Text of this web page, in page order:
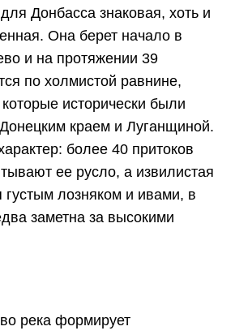
Донбасса знаковая, хоть и
Она берет начало в
и на протяжении 39
по холмистой равнине,
исторически были
краем и Луганщиной.
более 40 притоков
ее русло, а извилистая
лозняком и ивами, в
заметна за высокими
река формирует